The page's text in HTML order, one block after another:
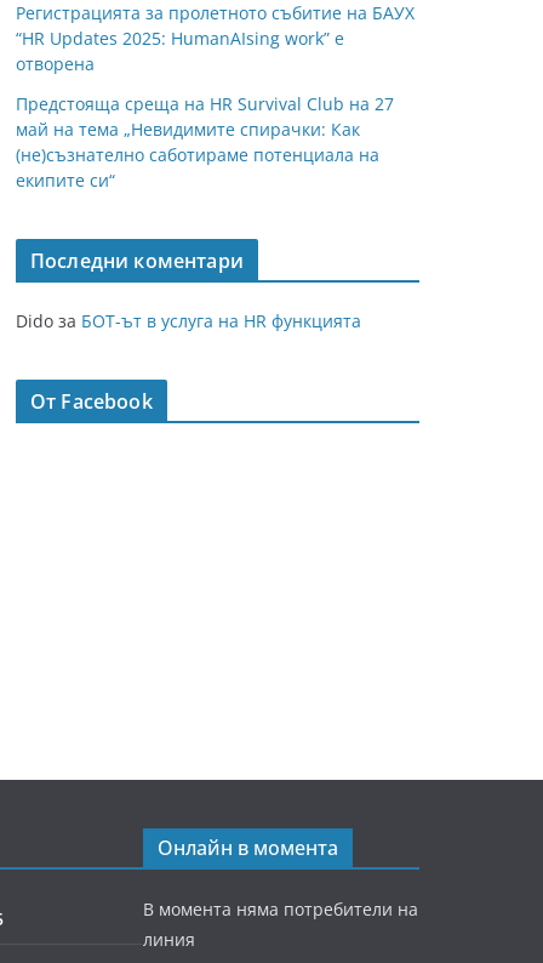
Регистрацията за пролетното събитие на БАУХ
“HR Updates 2025: HumanAIsing work” е
отворена
Предстояща среща на HR Survival Club на 27
май на тема „Невидимите спирачки: Как
(не)съзнателно саботираме потенциала на
екипите си“
Последни коментари
Dido за БОТ-ът в услуга на HR функцията
От Facebook
Онлайн в момента
В момента няма потребители на
линия